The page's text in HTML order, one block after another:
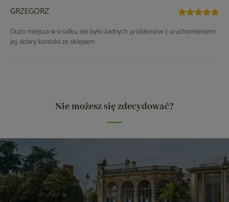
GRZEGORZ
Dużo miejsca w środku, nie było żadnych problemów z uruchomieniem
jej, dobry kontakt ze sklepem
Nie możesz się zdecydować?